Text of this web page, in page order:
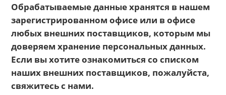
Обрабатываемые данные хранятся в нашем
зарегистрированном офисе или в офисе
любых внешних поставщиков, которым мы
доверяем хранение персональных данных.
Если вы хотите ознакомиться со списком
наших внешних поставщиков, пожалуйста,
свяжитесь с нами.